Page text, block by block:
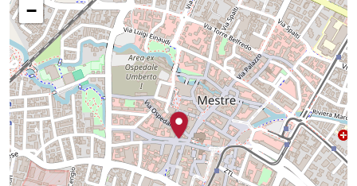
−